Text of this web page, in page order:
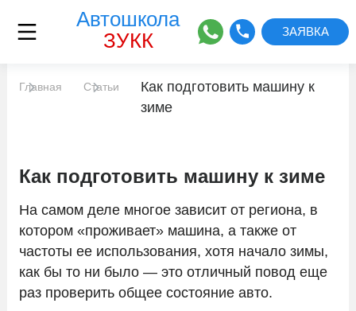
Автошкола
ЗУКК
ЗАЯВКА
Адреса классов
Автоинструкторы
Сведения об образовательной
организации
Отзывы
Главная Статьи
Как подготовить машину к
зиме
Как подготовить машину к зиме
На самом деле многое зависит от региона, в
котором «проживает» машина, а также от
частоты ее использования, хотя начало зимы,
как бы то ни было — это отличный повод еще
раз проверить общее состояние авто.